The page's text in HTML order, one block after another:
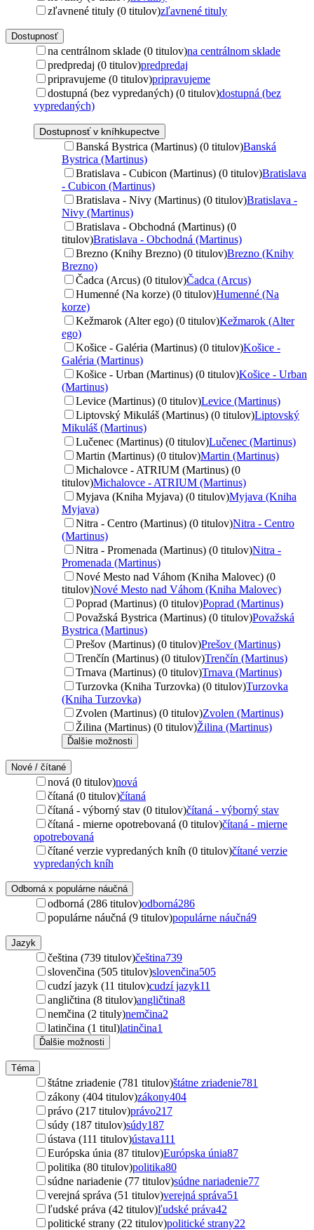
zľavnené tituly (0 titulov)zľavnené tituly
Dostupnosť
na centrálnom sklade (0 titulov)na centrálnom sklade
predpredaj (0 titulov)predpredaj
pripravujeme (0 titulov)pripravujeme
dostupná (bez vypredaných) (0 titulov)dostupná (bez
vypredaných)
Dostupnosť v kníhkupectve
Banská Bystrica (Martinus) (0 titulov)Banská
Bystrica (Martinus)
Bratislava - Cubicon (Martinus) (0 titulov)Bratislava
- Cubicon (Martinus)
Bratislava - Nivy (Martinus) (0 titulov)Bratislava -
Nivy (Martinus)
Bratislava - Obchodná (Martinus) (0
titulov)Bratislava - Obchodná (Martinus)
Brezno (Knihy Brezno) (0 titulov)Brezno (Knihy
Brezno)
Čadca (Arcus) (0 titulov)Čadca (Arcus)
Humenné (Na korze) (0 titulov)Humenné (Na
korze)
Kežmarok (Alter ego) (0 titulov)Kežmarok (Alter
ego)
Košice - Galéria (Martinus) (0 titulov)Košice -
Galéria (Martinus)
Košice - Urban (Martinus) (0 titulov)Košice - Urban
(Martinus)
Levice (Martinus) (0 titulov)Levice (Martinus)
Liptovský Mikuláš (Martinus) (0 titulov)Liptovský
Mikuláš (Martinus)
Lučenec (Martinus) (0 titulov)Lučenec (Martinus)
Martin (Martinus) (0 titulov)Martin (Martinus)
Michalovce - ATRIUM (Martinus) (0
titulov)Michalovce - ATRIUM (Martinus)
Myjava (Kniha Myjava) (0 titulov)Myjava (Kniha
Myjava)
Nitra - Centro (Martinus) (0 titulov)Nitra - Centro
(Martinus)
Nitra - Promenada (Martinus) (0 titulov)Nitra -
Promenada (Martinus)
Nové Mesto nad Váhom (Kniha Malovec) (0
titulov)Nové Mesto nad Váhom (Kniha Malovec)
Poprad (Martinus) (0 titulov)Poprad (Martinus)
Považská Bystrica (Martinus) (0 titulov)Považská
Bystrica (Martinus)
Prešov (Martinus) (0 titulov)Prešov (Martinus)
Trenčín (Martinus) (0 titulov)Trenčín (Martinus)
Trnava (Martinus) (0 titulov)Trnava (Martinus)
Turzovka (Kniha Turzovka) (0 titulov)Turzovka
(Kniha Turzovka)
Zvolen (Martinus) (0 titulov)Zvolen (Martinus)
Žilina (Martinus) (0 titulov)Žilina (Martinus)
Ďalšie možnosti
Nové / čítané
nová (0 titulov)nová
čítaná (0 titulov)čítaná
čítaná - výborný stav (0 titulov)čítaná - výborný stav
čítaná - mierne opotrebovaná (0 titulov)čítaná - mierne
opotrebovaná
čítané verzie vypredaných kníh (0 titulov)čítané verzie
vypredaných kníh
Odborná x populárne náučná
odborná (286 titulov)odborná286
populárne náučná (9 titulov)populárne náučná9
Jazyk
čeština (739 titulov)čeština739
slovenčina (505 titulov)slovenčina505
cudzí jazyk (11 titulov)cudzí jazyk11
angličtina (8 titulov)angličtina8
nemčina (2 tituly)nemčina2
latinčina (1 titul)latinčina1
Ďalšie možnosti
Téma
štátne zriadenie (781 titulov)štátne zriadenie781
zákony (404 titulov)zákony404
právo (217 titulov)právo217
súdy (187 titulov)súdy187
ústava (111 titulov)ústava111
Európska únia (87 titulov)Európska únia87
politika (80 titulov)politika80
súdne nariadenie (77 titulov)súdne nariadenie77
verejná správa (51 titulov)verejná správa51
ľudské práva (42 titulov)ľudské práva42
politické strany (22 titulov)politické strany22